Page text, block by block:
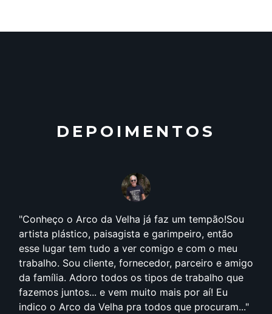
DEPOIMENTOS
Conheço o Arco da Velha já faz um tempão!Sou
artista plástico, paisagista e garimpeiro, então
esse lugar tem tudo a ver comigo e com o meu
trabalho. Sou cliente, fornecedor, parceiro e amigo
da família. Adoro todos os tipos de trabalho que
fazemos juntos... e vem muito mais por aí! Eu
indico o Arco da Velha pra todos que procuram...